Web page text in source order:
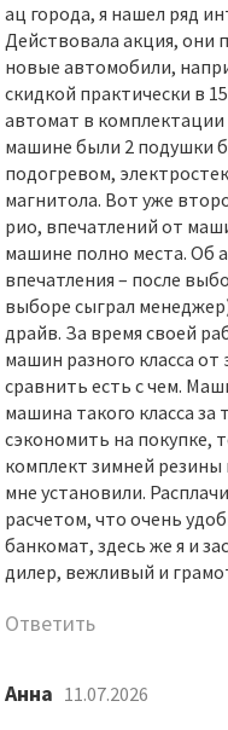
ац города, я нашел ряд
Действовала акция, они
новые автомобили,
скидкой практически в
автомат в
машине были 2 подушки
подогревом,
магнитола. Вот уже
рио, впечатлений от
машине полно места. Об
впечатления – после
выборе сыграл
драйв. За время своей
машин разного класса
сравнить есть с чем.
машина такого класса
сэкономить на покупке,
комплект зимней
мне установили.
расчетом, что очень
банкомат, здесь же я и
дилер, вежливый и
Ответить
Анна 11.07.2026